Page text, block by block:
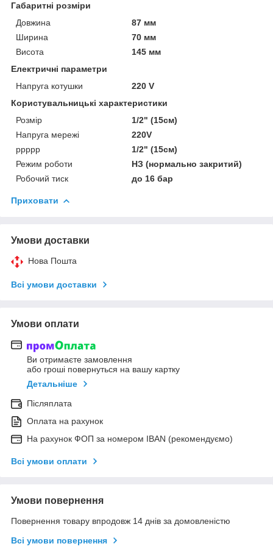
Габаритні розміри
Довжина
87 мм
Ширина
70 мм
Висота
145 мм
Електричні параметри
Напруга котушки
220 V
Користувальницькі характеристики
Розмір
1/2" (15см)
Напруга мережі
220V
ррррр
1/2" (15см)
Режим роботи
НЗ (нормально закритий)
Робочий тиск
до 16 бар
Приховати
Умови доставки
Нова Пошта
Всі умови доставки
Умови оплати
Ви отримаєте замовлення
або гроші повернуться на вашу картку
Детальніше
Післяплата
Оплата на рахунок
На рахунок ФОП за номером IBAN (рекомендуємо)
Всі умови оплати
Умови повернення
Повернення товару впродовж 14 днів за домовленістю
Всі умови повернення